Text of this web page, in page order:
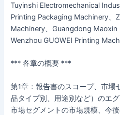
Tuyinshi Electromechanical
Printing Packaging Machinery、
Machinery、Guangdong Maoxin
Wenzhou GUOWEI Printing
*** 各章の概要 ***
第1章：報告書のスコープ、市場
品タイプ別、用途別など）のエ
市場セグメントの市場規模、今